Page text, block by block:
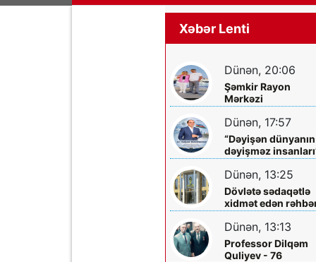
Xəbər Lenti
Dünən, 20:06
Şəmkir Rayon
Mərkəzi
Xəstəxanasının
həkimi Ceyhun
Rəsulov və arvadı
Arzu Əskərovanın
icra etdiyi mioma
əməliyyatından
sonra qadının
ölümü ilə bağlı
Şəmkir rayon
araşdırma aparılır
Dünən, 17:57
“Dəyişən dünyanın
dəyişməz
layihəsində...
Dünən, 13:25
Dövlətə sədaqətlə
xidmət edən
Şəmkir Elektrik
Şəbəkəsinin rəisi
Mehman Xəlilovun
fəaliyyəti
Dünən, 13:13
Professor Dilqəm
Quliyev - 76